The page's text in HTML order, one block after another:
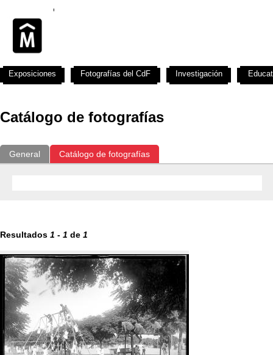
Catálogo de fotografías
General Catálogo de fotografías
Resultados 1 - 1 de 1
Exposiciones Fotografías del CdF Investigación